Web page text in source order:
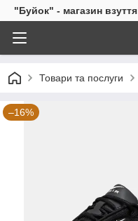
"Буйок" - магазин взуття
Товари та послуги
–16%